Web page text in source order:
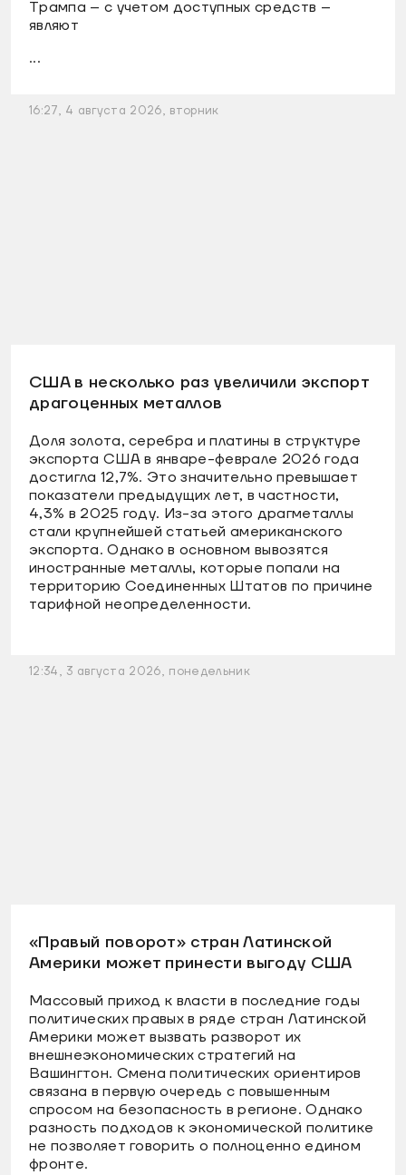
Трампа – с учетом доступных средств –
являют
...
16:27, 4 августа 2026, вторник
США в несколько раз увеличили экспорт
драгоценных металлов
Доля золота, серебра и платины в структуре
экспорта США в январе-феврале 2026 года
достигла 12,7%. Это значительно превышает
показатели предыдущих лет, в частности,
4,3% в 2025 году. Из-за этого драгметаллы
стали крупнейшей статьей американского
экспорта. Однако в основном вывозятся
иностранные металлы, которые попали на
территорию Соединенных Штатов по причине
тарифной неопределенности.
12:34, 3 августа 2026, понедельник
«Правый поворот» стран Латинской
Америки может принести выгоду США
Массовый приход к власти в последние годы
политических правых в ряде стран Латинской
Америки может вызвать разворот их
внешнеэкономических стратегий на
Вашингтон. Смена политических ориентиров
связана в первую очередь с повышенным
спросом на безопасность в регионе. Однако
разность подходов к экономической политике
не позволяет говорить о полноценно едином
фронте.